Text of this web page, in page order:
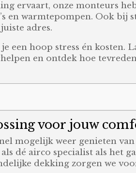
ervaart, onze monteurs
en warmtepompen. Ook bij
adres.
een hoop stress én kosten.
en ontdek hoe
voor jouw
mogelijk weer genieten
dé airco specialist als het
dekking zorgen we